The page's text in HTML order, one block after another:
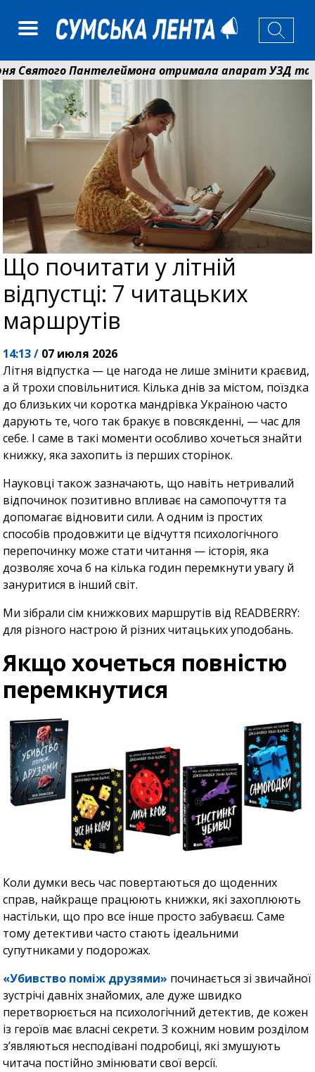
Пантелеймона отримала апарат УЗД та
родинам 20 полеглих Героїв відзнаки
Що почитати у літній
відпустці: 7 читацьких
маршрутів
14:13 / 07 июля 2026
Літня відпустка — це нагода не лише змінити краєвид,
а й трохи сповільнитися. Кілька днів за містом, поїздка
до близьких чи коротка мандрівка Україною часто
дарують те, чого так бракує в повсякденні, — час для
себе. І саме в такі моменти особливо хочеться знайти
книжку, яка захопить із перших сторінок.
Науковці також зазначають, що навіть нетривалий
відпочинок позитивно впливає на самопочуття та
допомагає відновити сили. А одним із простих
способів продовжити це відчуття психологічного
перепочинку може стати читання — історія, яка
дозволяє хоча б на кілька годин перемкнути увагу й
зануритися в інший світ.
Ми зібрали сім книжкових маршрутів від READBERRY:
для різного настрою й різних читацьких уподобань.
Якщо хочеться повністю
перемкнутися
Коли думки весь час повертаються до щоденних
справ, найкраще працюють книжки, які захоплюють
настільки, що про все інше просто забуваєш. Саме
тому детективи часто стають ідеальними
супутниками у подорожах.
«Убивство поміж друзями» починається зі звичайної
зустрічі давніх знайомих, але дуже швидко
перетворюється на психологічний детектив, де кожен
із героїв має власні секрети. З кожним новим розділом
з’являються несподівані подробиці, які змушують
читача постійно змінювати свої версії.